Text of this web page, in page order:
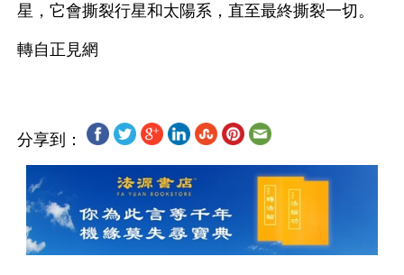
星，它會撕裂行星和太陽系，直至最終撕裂一切。
分享到：